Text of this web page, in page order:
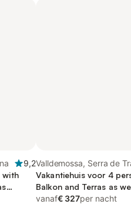
9,2
with
Valldemossa, Serra de
Vakantiehuis voor 4
Balkon and Terras as
Zwembad
vanaf€ 327per nacht